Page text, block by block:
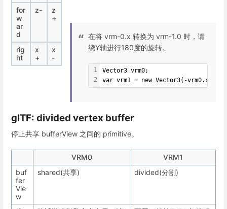
for
w
ar
d
z-
z
+
rig
ht
x
+
x
-
在将 vrm-0.x 转换为 vrm-1.0 时，请
绕Y轴进行180度的旋转。
1
2
Vector3 vrm0;
var vrm1 = new Vector3(-vrm0.x,
glTF: divided vertex buffer
停止共享 bufferView 之间的 primitive。
VRM0
VRM1
buf
fer
Vie
w
shared(共享) divided(分割)